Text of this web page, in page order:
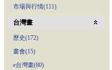
市場與行情(111)
台灣畫
歷史(172)
畫會(15)
e台灣畫(80)